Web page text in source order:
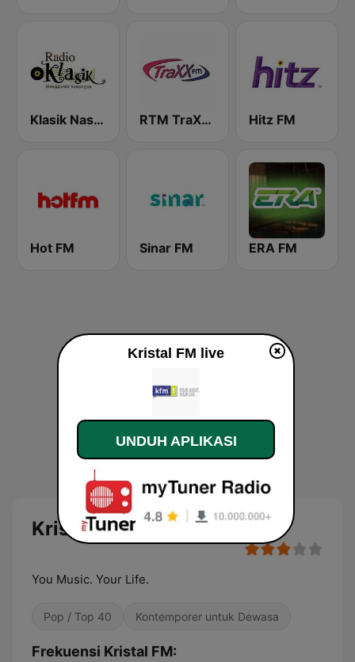
Klasik Nasional FM RTM TraXX FM Hitz FM
Hot FM Sinar FM ERA FM
Kristal FM
You Music. Your Life.
Pop / Top 40 Kontemporer untuk Dewasa
Frekuensi Kristal FM:
Kristal FM live
UNDUH APLIKASI